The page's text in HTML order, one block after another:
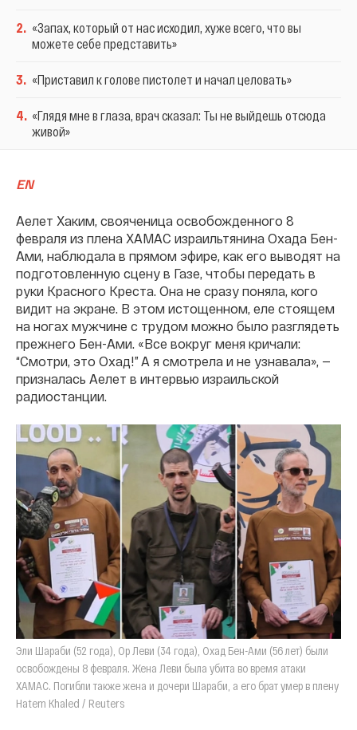
2. «Запах, который от нас исходил, хуже всего, что вы
можете себе представить»
3. «Приставил к голове пистолет и начал целовать»
4. «Глядя мне в глаза, врач сказал: Ты не выйдешь отсюда
живой»
EN
Аелет Хаким, свояченица освобожденного 8
февраля из плена ХАМАС израильтянина Охада Бен-
Ами, наблюдала в прямом эфире, как его выводят на
подготовленную сцену в Газе, чтобы передать в
руки Красного Креста. Она не сразу поняла, кого
видит на экране. В этом истощенном, еле стоящем
на ногах мужчине с трудом можно было разглядеть
прежнего Бен-Ами. «Все вокруг меня кричали:
“Смотри, это Охад!” А я смотрела и не узнавала», —
призналась Аелет в интервью израильской
радиостанции.
Эли Шараби (52 года), Ор Леви (34 года), Охад Бен-Ами (56 лет) были
освобождены 8 февраля. Жена Леви была убита во время атаки
ХАМАС. Погибли также жена и дочери Шараби, а его брат умер в плену
Hatem Khaled / Reuters